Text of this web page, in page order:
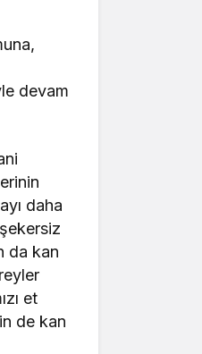
devam
daha
da kan
et
de kan